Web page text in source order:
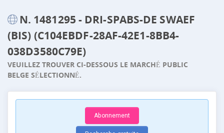
N. 1481295 - DRI-SPABS-DE SWAEF
(BIS) (C104EBDF-28AF-42E1-8BB4-
038D3580C79E)
VEUILLEZ TROUVER CI-DESSOUS LE MARCHÉ PUBLIC
BELGE SÉLECTIONNÉ.
Abonnement